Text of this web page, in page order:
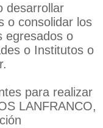
desarrollar
o consolidar los
egresados o
o Institutos o
para realizar
LANFRANCO,